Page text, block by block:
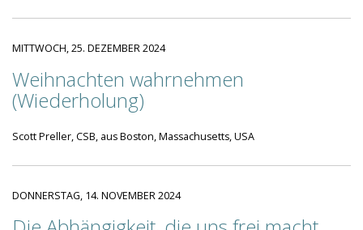
MITTWOCH, 25. DEZEMBER 2024
Weihnachten wahrnehmen
(Wiederholung)
Scott Preller, CSB, aus Boston, Massachusetts, USA
DONNERSTAG, 14. NOVEMBER 2024